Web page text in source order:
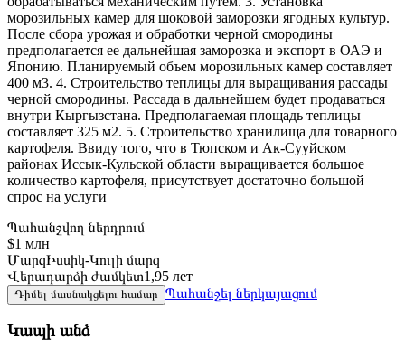
морозильных камер для шоковой заморозки ягодных культур.
После сбора урожая и обработки черной смородины
предполагается ее дальнейшая заморозка и экспорт в ОАЭ и
Японию. Планируемый объем морозильных камер составляет
400 м3. 4. Строительство теплицы для выращивания рассады
черной смородины. Рассада в дальнейшем будет продаваться
внутри Кыргызстана. Предполагаемая площадь теплицы
составляет 325 м2. 5. Строительство хранилища для товарного
картофеля. Ввиду того, что в Тюпском и Ак-Сууйском
районах Иссык-Кульской области выращивается большое
количество картофеля, присутствует достаточно большой
спрос на услуги
Պահանջվող ներդրում
$1 млн
ՄարզԻսսիկ-Կուլի մարզ
Վերադարձի ժամկետ1,95 лет
Դիմել մասնակցելու համար Պահանջել ներկայացում
Կապի անձ